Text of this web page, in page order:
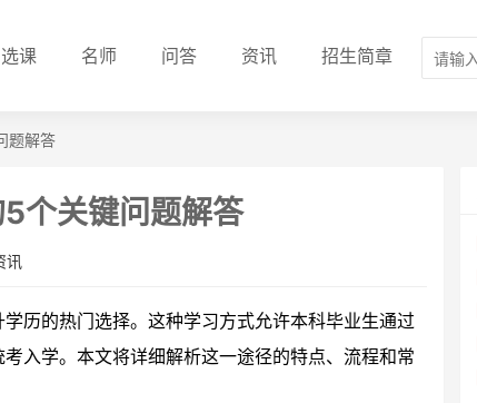
选课 名师 问答 资讯 招生简章
题解答
个关键问题解答
讯
历的热门选择。这种学习方式允许本科毕业生通过
入学。本文将详细解析这一途径的特点、流程和常